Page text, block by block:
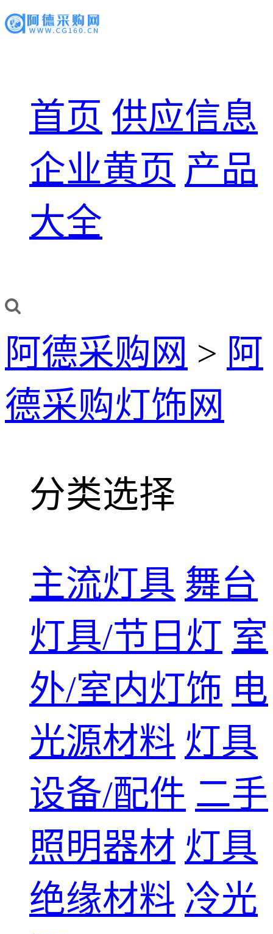
首页 供应信息
企业黄页 产品
大全
阿德采购网 > 阿
德采购灯饰网
分类选择
主流灯具 舞台
灯具/节日灯 室
外/室内灯饰 电
光源材料 灯具
设备/配件 二手
照明器材 灯具
绝缘材料 冷光